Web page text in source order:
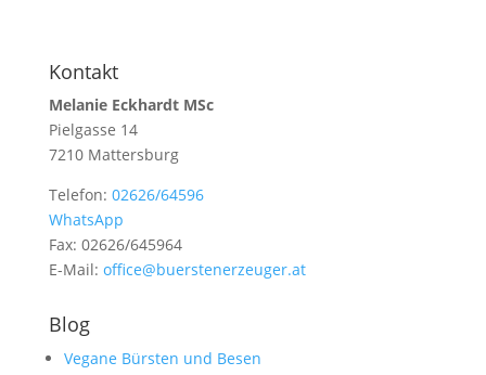
Kontakt
Melanie Eckhardt MSc
Pielgasse 14
7210 Mattersburg
Telefon: 02626/64596
WhatsApp
Fax: 02626/645964
E-Mail: office@buerstenerzeuger.at
Blog
Vegane Bürsten und Besen